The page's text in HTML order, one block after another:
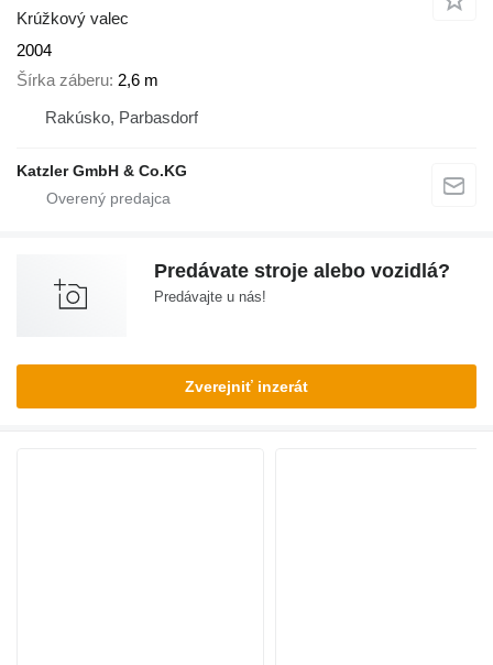
Krúžkový valec
2004
Šírka záberu 2,6 m
Rakúsko, Parbasdorf
Katzler GmbH & Co.KG
Predávate stroje alebo vozidlá?
Predávajte u nás!
Zverejniť inzerát